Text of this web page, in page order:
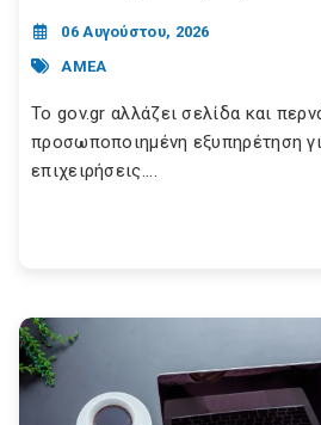
06 Αυγούστου, 2026
ΑΜΕΑ
Το gov.gr αλλάζει σελίδα και
προσωποποιημένη εξυπηρέτηση
επιχειρήσεις....